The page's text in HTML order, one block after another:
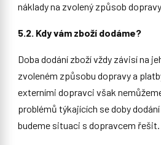
náklady na zvolený způsob
5.2. Kdy vám zboží dodáme?
Doba dodání zboží vždy závisí na
zvoleném způsobu dopravy a
externími dopravci však
problémů týkajících se doby
budeme situaci s dopravcem řešit.